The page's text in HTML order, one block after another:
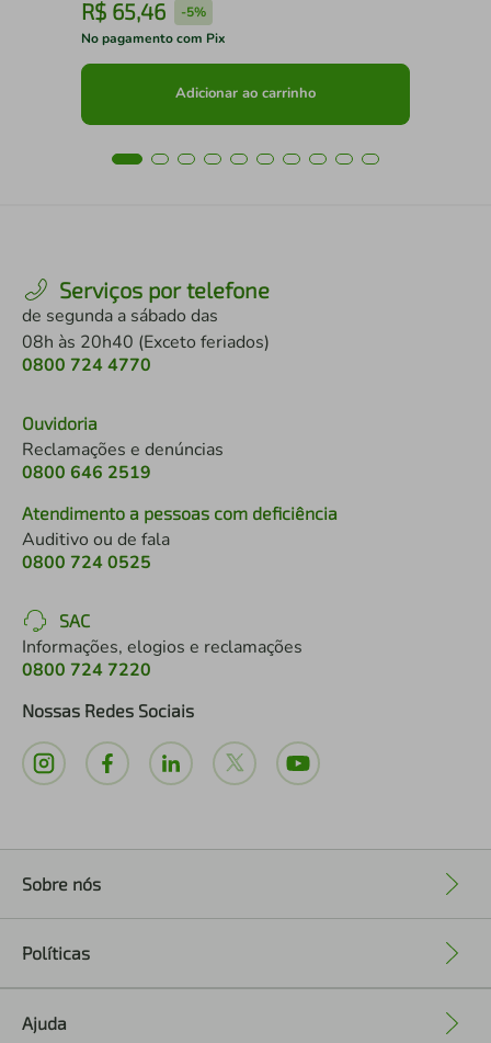
R$ 65,46 -5%
No pagamento com Pix
Adicionar ao carrinho
Serviços por telefone
de segunda a sábado das
08h às 20h40 (Exceto feriados)
0800 724 4770
Ouvidoria
Reclamações e denúncias
0800 646 2519
Atendimento a pessoas com deficiência
Auditivo ou de fala
0800 724 0525
SAC
Informações, elogios e reclamações
0800 724 7220
Nossas Redes Sociais
Sobre nós
Políticas
Ajuda